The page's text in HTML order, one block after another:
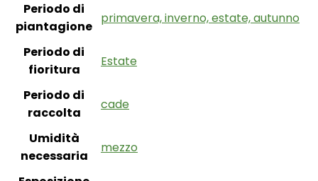
Periodo di
piantagione
‎primavera, inverno, estate, autunno
Periodo di
fioritura
‎Estate
Periodo di
raccolta
‎cade
Umidità
necessaria
‎mezzo